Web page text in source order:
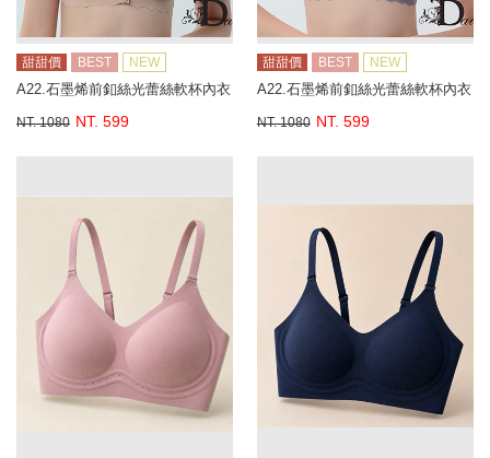
甜甜價 BEST NEW
A22.石墨烯前釦絲光蕾絲軟杯內衣
NT. 1080 NT. 599
甜甜價 BEST NEW
A22.石墨烯前釦絲光蕾絲軟杯內衣
NT. 1080 NT. 599